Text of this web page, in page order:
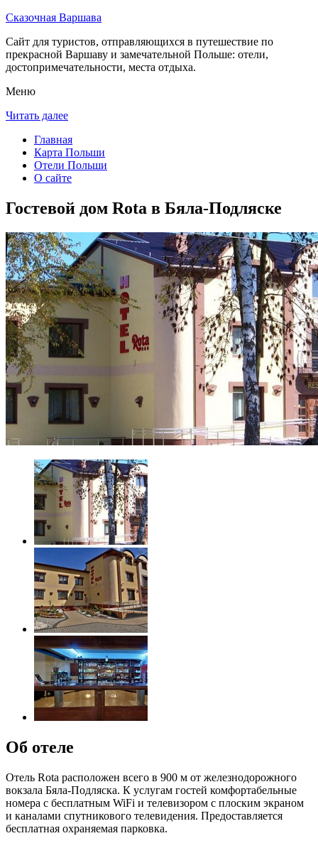
Сказочная Варшава
Сайт для туристов, отправляющихся в путешествие по
прекрасной Варшаву и замечательной Польше: отели,
достопримечательности, места отдыха.
Меню
Читать далее
Главная
Карта Польши
Отели Польши
О сайте
Гостевой дом Rota в Бяла-Подляске
Об отеле
Отель Rota расположен всего в 900 м от железнодорожного
вокзала Бяла-Подляска. К услугам гостей комфортабельные
номера с бесплатным WiFi и телевизором с плоским экраном
и каналами спутникового телевидения. Предоставляется
бесплатная охраняемая парковка.